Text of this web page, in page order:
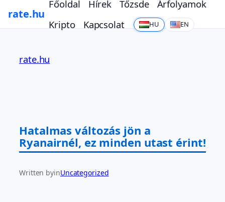
rate.hu
Főoldal Hírek Tőzsde
Árfolyamok
Kripto
Kapcsolat HU EN
tartalomhoz
rate.hu
Hatalmas változás jön a
Ryanairnél, ez minden utast érint!
Written byinUncategorized